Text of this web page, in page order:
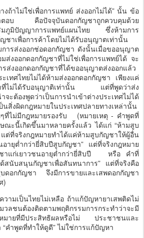
งถ้าไม่ใช่เพื่อการแพทย์ ส่งออกไม่ได้” นั้น ข้อ
อบ คือปัจจุบันดอกกัญชาถูกควบคุมด้วย
ริมภูมิปัญญาการแพทย์แผนไทย ซึ่งห้ามการ
ชาเพื่อการค้าโดยไม่ได้รับอนุญาตเท่านั้น
ารส่งออกช่อดอกกัญชา ดังนั้นเมื่อขออนุญาต
ส่งออกดอกกัญชาที่ไม่ใช่เพื่อการแพทย์ได้ จะ
รส่งออกดอกกัญชาที่ได้ขออนุญาตส่งออกแล้ว
เทศไทยไม่ได้ห้ามส่งออกดอกกัญชา เพียงแค่
าที่ไม่ได้รับอนุญาติเท่านั้น แต่ที่พูดว่าส่ง
ต้องพูดว่าเป็นการนำเข้าต่างประเทศไม่ได้
สิ่งผิดกฎหมายในประเทศปลายทางเหล่านั้น
ๆที่ไม่มีกฎหมายรองรับ (หมายเหตุ - คำพูดที่
ณะนี้เกิดขึ้นมาหลายครั้งแล้ว ได้แก่ “ห้ามสูบ
ที่จริงกฎหมายทำได้แค่ห้ามสูบกัญชาให้ผู้อื่น
ยุต่ำกว่ายี่สิบปีสูบกัญชา” แต่ที่จริงกฎหมาย
ชาแก่เยาวชนอายุต่ำกว่ายี่สิบปี หรือ คำที่
สนับสนุนกัญชาเพื่อสันทนาการ” แต่ที่จริงคือ
บดอกกัญชา จึงมีการขายและเสพดอกกัญชา
)
ามเป็นไทยไม่เหลือ ถ้าแก้ปัญหายาเสพติดไม่
ชนต้องติดตามพฤติกรรมการกระทำว่าจะมี
หมายที่มีประสิทธิผลหรือไม่ ประชาชนและ
คำพูดที่ทำให้ดูดี” ไม่ใช่การแก้ปัญหา